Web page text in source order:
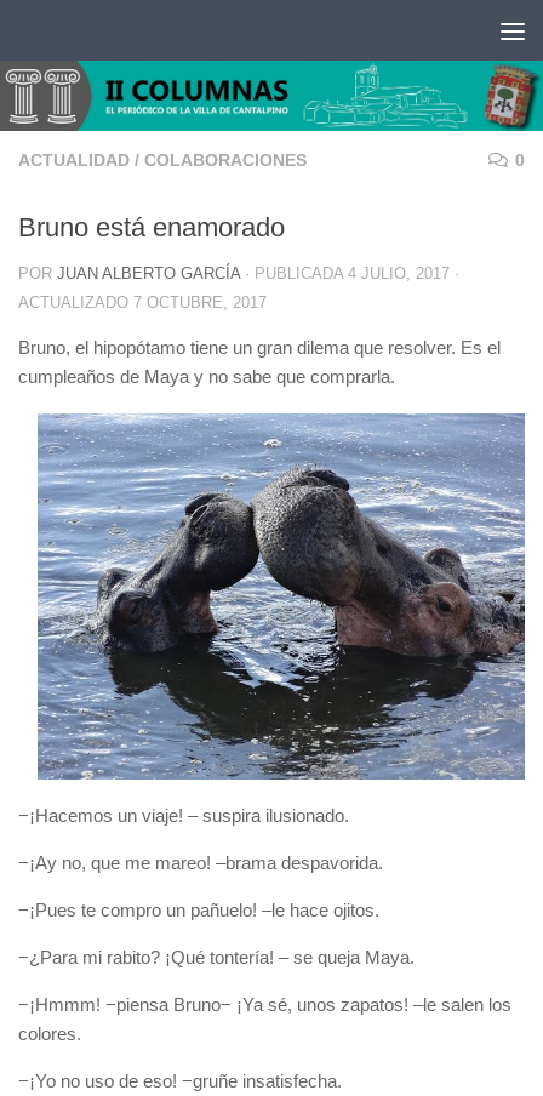
ACTUALIDAD / COLABORACIONES 0
Bruno está enamorado
POR JUAN ALBERTO GARCÍA · PUBLICADA 4 JULIO, 2017 ·
ACTUALIZADO 7 OCTUBRE, 2017
Bruno, el hipopótamo tiene un gran dilema que resolver. Es el
cumpleaños de Maya y no sabe que comprarla.
−¡Hacemos un viaje! – suspira ilusionado.
−¡Ay no, que me mareo! –brama despavorida.
−¡Pues te compro un pañuelo! –le hace ojitos.
−¿Para mi rabito? ¡Qué tontería! – se queja Maya.
−¡Hmmm! −piensa Bruno− ¡Ya sé, unos zapatos! –le salen los
colores.
−¡Yo no uso de eso! −gruñe insatisfecha.